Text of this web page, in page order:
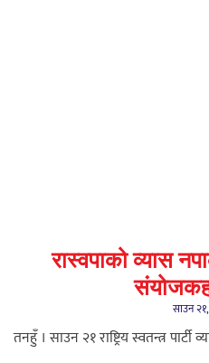
रास्वपाको व्यास
साउन
तनहुँ । साउन २१ राष्ट्रिय स्वतन्त्र